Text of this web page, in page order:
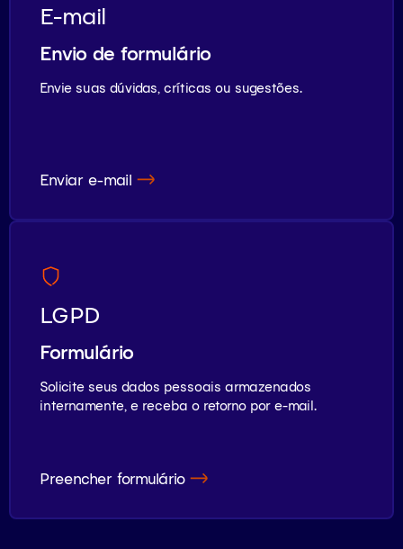
E-mail
Envio de formulário
Envie suas dúvidas, críticas ou sugestões.
Enviar e-mail
LGPD
Formulário
Solicite seus dados pessoais armazenados
internamente, e receba o retorno por e-mail.
Preencher formulário